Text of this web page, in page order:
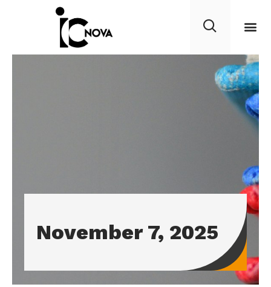
November 7, 2025